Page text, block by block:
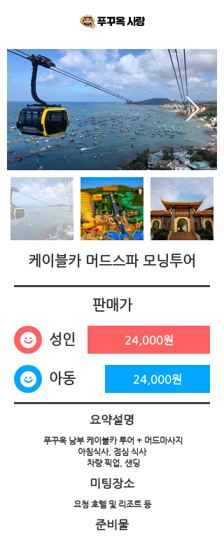
케이블카 머드스파 모닝투어
판매가
성인
아동
24,000원
24,000원
요약설명
푸꾸옥 남부 케이블카 투어 + 머드마사지
아침식사, 점심 식사
차량 픽업, 샌딩
미팅장소
요청 호텔 및 리조트 등
준비물